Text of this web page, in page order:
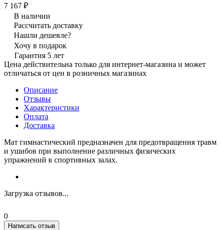
7 167 ₽
В наличии
Рассчитать доставку
Нашли дешевле?
Хочу в подарок
Гарантия 5 лет
Цена действительна только для интернет-магазина и может
отличаться от цен в розничных магазинах
Описание
Отзывы
Характеристики
Оплата
Доставка
Мат гимнастический предназначен для предотвращения травм
и ушибов при выполнение различных физических
упражнений в спортивных залах.
Загрузка отзывов...
0
Написать отзыв